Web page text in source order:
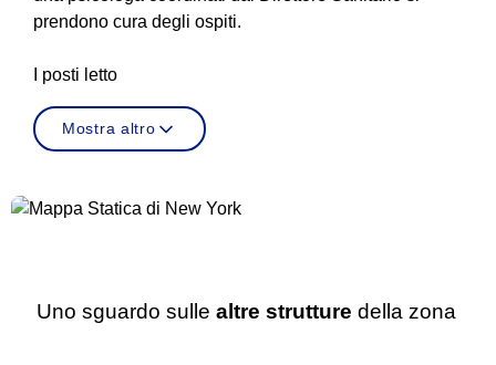
prendono cura degli ospiti.
I posti letto
Mostra altro
Uno sguardo sulle altre strutture della zona